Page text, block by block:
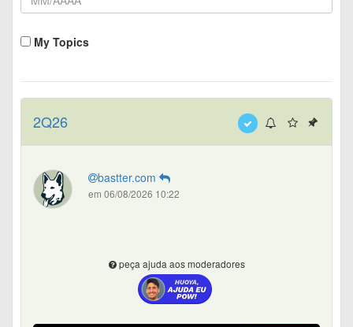
My Topics
2Q26
bastter.com
em 06/08/2026 10:22
peça ajuda aos moderadores